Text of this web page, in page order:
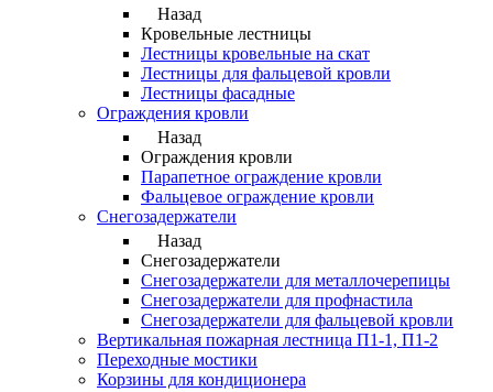
Назад
Кровельные лестницы
Лестницы кровельные на скат
Лестницы для фальцевой кровли
Лестницы фасадные
Ограждения кровли
Назад
Ограждения кровли
Парапетное ограждение кровли
Фальцевое ограждение кровли
Снегозадержатели
Назад
Снегозадержатели
Снегозадержатели для металлочерепицы
Снегозадержатели для профнастила
Снегозадержатели для фальцевой кровли
Вертикальная пожарная лестница П1-1, П1-2
Переходные мостики
Корзины для кондиционера